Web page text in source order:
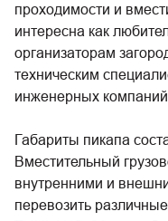
проходимости и
интересна как
организаторам
техническим
инженерных
Габариты пикапа
Вместительный
внутренними и
перевозить